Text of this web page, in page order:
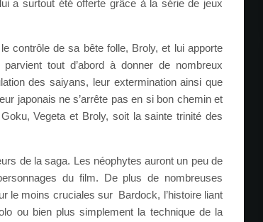
a surtout été offerte grâce à la série de jeux
contrôle de sa bête folle, Broly, et lui apporte
tout d’abord à donner de nombreux
des saiyans, leur extermination ainsi que
japonais ne s’arrête pas en si bon chemin et
Vegeta et Broly, soit la sainte trinité des
de la saga. Les néophytes auront un peu de
du film. De plus de nombreuses
le moins cruciales sur Bardock, l’histoire liant
ou bien plus simplement la technique de la